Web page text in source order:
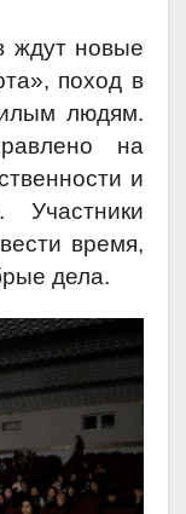
ждут новые
поход в
людям.
на
и
Участники
время,
дела.